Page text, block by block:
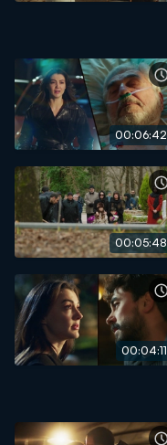
00:06:42
00:05:48
00:04:11